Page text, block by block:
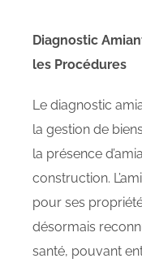
Diagnostic
les Procédures
Le diagnostic
la gestion de
la présence
construction.
pour ses
désormais
santé, pouvant